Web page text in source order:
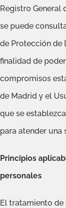
Registro General
se puede
de Protección de
finalidad de
compromisos
de Madrid y el
que se
para atender
Principios
personales
El tratamiento de